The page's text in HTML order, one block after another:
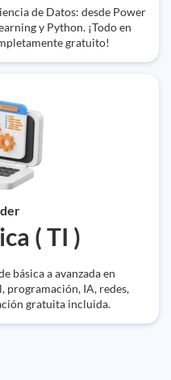
de Datos: desde Power
y Python. ¡Todo en
gratuito!
( TI )
básica a avanzada en
programación, IA, redes,
gratuita incluida.